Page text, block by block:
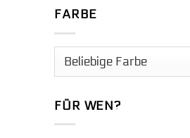
FARBE
FÜR WEN?